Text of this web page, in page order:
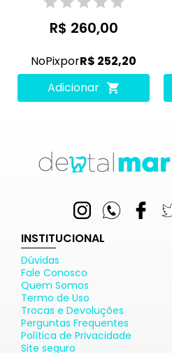
R$ 260,00
NoPixporR$ 252,20
Adicionar
INSTITUCIONAL
Dúvidas
Fale Conosco
Quem Somos
Termo de Uso
Trocas e Devoluções
Perguntas Frequentes
Política de Privacidade
Site seguro